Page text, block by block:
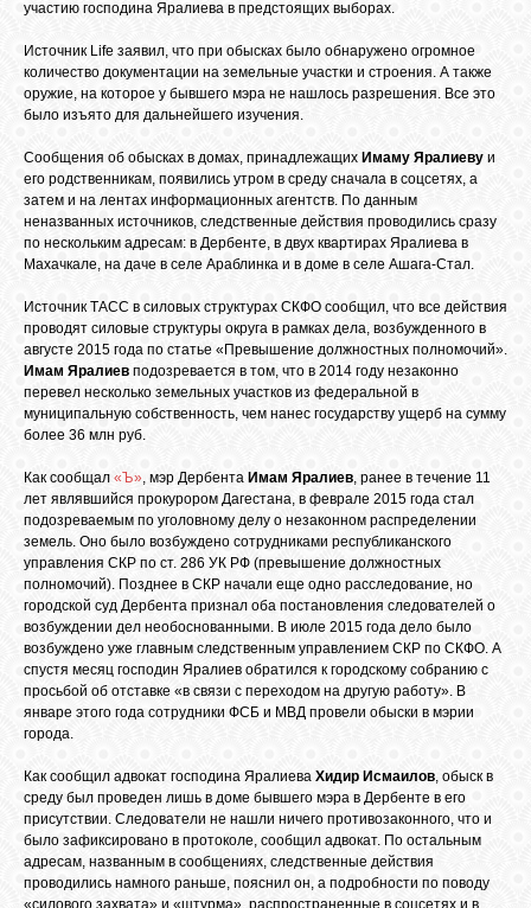
ФОРУМ
О САЙТЕ
ВИДЕО
МУЗЫКА
САЙТЫ
ОБЪЯВЛЕНИЯ
ВОПРОСЫ /
ОТВЕТЫ
ВХОД
участию господина Яралиева в предстоящих выборах.
Источник Life заявил, что при обысках было обнаружено огромное
количество документации на земельные участки и строения. А также
оружие, на которое у бывшего мэра не нашлось разрешения. Все это
было изъято для дальнейшего изучения.
Сообщения об обысках в домах, принадлежащих Имаму Яралиеву и
его родственникам, появились утром в среду сначала в соцсетях, а
затем и на лентах информационных агентств. По данным
неназванных источников, следственные действия проводились сразу
по нескольким адресам: в Дербенте, в двух квартирах Яралиева в
Махачкале, на даче в селе Араблинка и в доме в селе Ашага-Стал.
Источник ТАСС в силовых структурах СКФО сообщил, что все действия
проводят силовые структуры округа в рамках дела, возбужденного в
августе 2015 года по статье «Превышение должностных полномочий».
Имам Яралиев подозревается в том, что в 2014 году незаконно
перевел несколько земельных участков из федеральной в
муниципальную собственность, чем нанес государству ущерб на сумму
более 36 млн руб.
Как сообщал «Ъ», мэр Дербента Имам Яралиев, ранее в течение 11
лет являвшийся прокурором Дагестана, в феврале 2015 года стал
подозреваемым по уголовному делу о незаконном распределении
земель. Оно было возбуждено сотрудниками республиканского
управления СКР по ст. 286 УК РФ (превышение должностных
полномочий). Позднее в СКР начали еще одно расследование, но
городской суд Дербента признал оба постановления следователей о
возбуждении дел необоснованными. В июле 2015 года дело было
возбуждено уже главным следственным управлением СКР по СКФО. А
спустя месяц господин Яралиев обратился к городскому собранию с
просьбой об отставке «в связи с переходом на другую работу». В
январе этого года сотрудники ФСБ и МВД провели обыски в мэрии
города.
Как сообщил адвокат господина Яралиева Хидир Исмаилов, обыск в
среду был проведен лишь в доме бывшего мэра в Дербенте в его
присутствии. Следователи не нашли ничего противозаконного, что и
было зафиксировано в протоколе, сообщил адвокат. По остальным
адресам, названным в сообщениях, следственные действия
проводились намного раньше, пояснил он, а подробности по поводу